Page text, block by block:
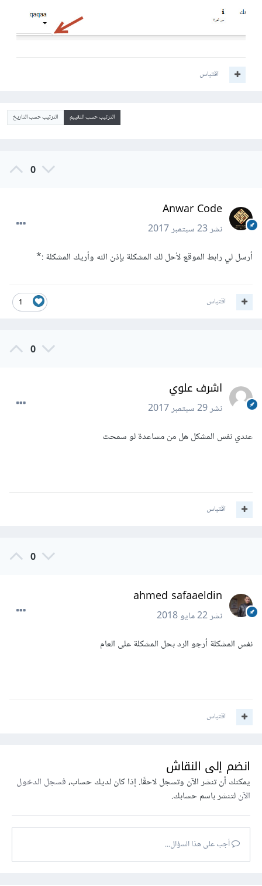
اقتباس
الترتيب حسب التقييم الترتيب حسب التاريخ
0
Anwar Code
نشر23 سبتمبر 2017
أرسل لي رابط الموقع لأحل لك المشكلة بإذن الله وأريك المشكلة :*
1 اقتباس
0
اشرف علوي
نشر29 سبتمبر 2017
عندي نفس المشكل هل من مساعدة لو سمحت
اقتباس
0
ahmed safaaeldin
نشر22 مايو 2018
نفس المشكلة أرجو الرد بحل المشكلة على العام
اقتباس
انضم إلى النقاش
يمكنك أن تنشر الآن وتسجل لاحقًا. إذا كان لديك حساب،فسجل الدخول
الآنلتنشر باسم حسابك.
أجب على هذا السؤال...